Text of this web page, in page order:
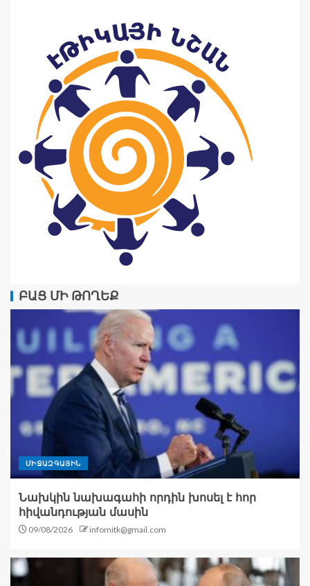
ԲԱՑ ՄԻ ԹՈՂԵՔ
ՄԻՋԱԶԳԱՅԻՆ
Նախկին նախագահի որդին խոսել է հոր
հիվանդության մասին
09/08/2026 infomitk@gmail.com